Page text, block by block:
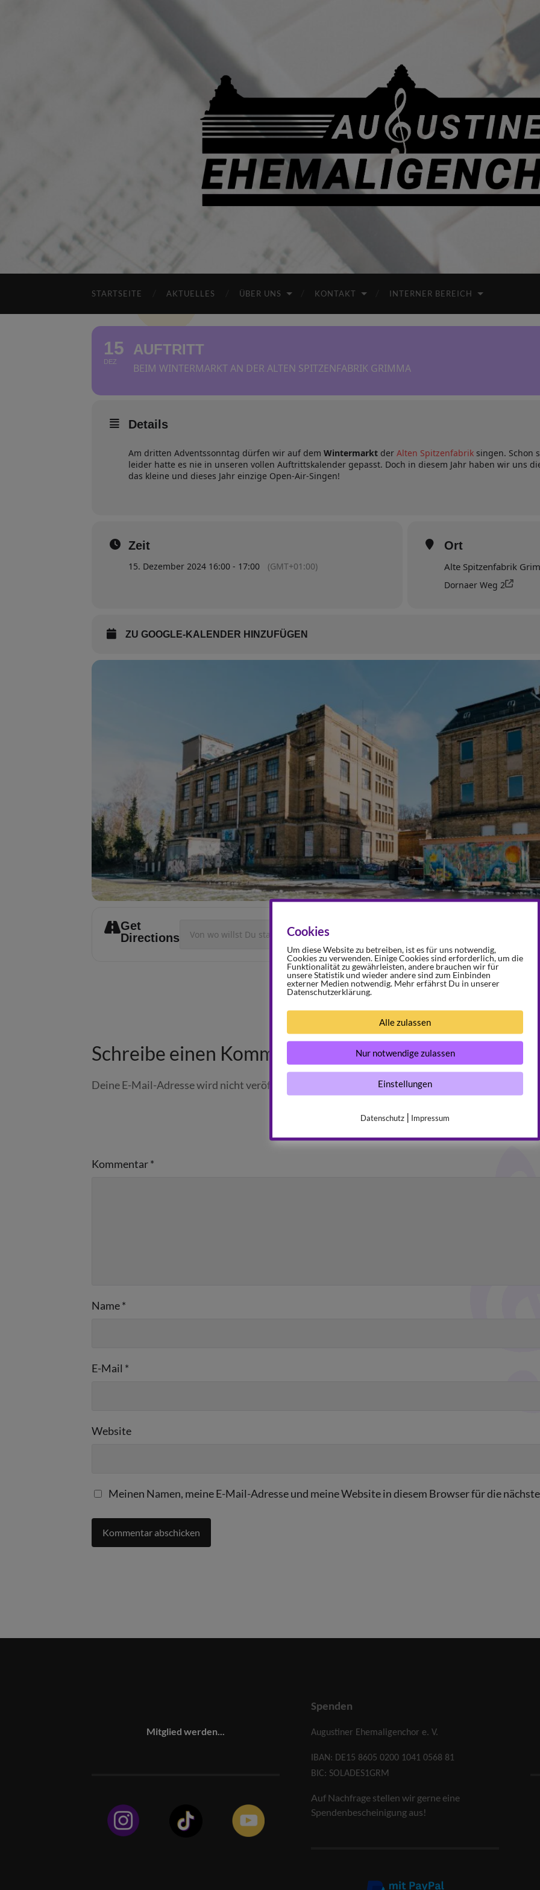
e.
V.
STARTSEITE AKTUELLES ÜBER UNS KONTAKT INTERNER BEREICH
15
DEZ
AUFTRITT
BEIM WINTERMARKT AN DER ALTEN SPITZENFABRIK GRIMMA
Details
Am dritten Adventssonntag dürfen wir auf dem Wintermarkt der Alten Spitzenfabrik singen. Schon
leider hatte es nie in unseren vollen Auftrittskalender gepasst. Doch in diesem Jahr haben wir uns
das kleine und dieses Jahr einzige Open-Air-Singen!
Zeit
15. Dezember 2024 16:00 - 17:00 (GMT+01:00)
Ort
Alte Spitzenfabrik
Dornaer Weg 2
ZU GOOGLE-KALENDER HINZUFÜGEN
Get
Directions
Schreibe einen Kommentar
Deine E-Mail-Adresse wird nicht veröffentlicht. Erforderliche Felder sind mit
Kommentar*
Name*
E-Mail *
Website
Meinen Namen, meine E-Mail-Adresse und meine Website in diesem Browser für die
Mitglied werden...
Spenden
Augustiner Ehemaligenchor e. V.
IBAN: DE15 8605 0200 1041 0568 81
BIC: SOLADES1GRM
Auf Nachfrage stellen wir gerne eine
Spendenbescheinigung aus!
Cookies
Um diese Website zu betreiben, ist es für uns notwendig,
Cookies zu verwenden. Einige Cookies sind erforderlich, um die
Funktionalität zu gewährleisten, andere brauchen wir für
unsere Statistik und wieder andere sind zum Einbinden
externer Medien notwendig. Mehr erfährst Du in unserer
Datenschutzerklärung.
Alle zulassen
Nur notwendige zulassen
Einstellungen
Datenschutz | Impressum